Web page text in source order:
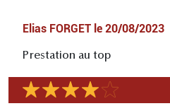
Elias FORGET le 20/08/2023
Prestation au top